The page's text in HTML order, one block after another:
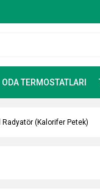
ODA TERMOSTATLARI
(Kalorifer Petek)